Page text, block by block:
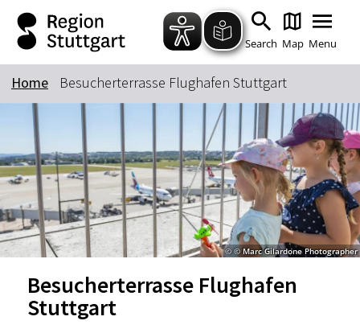
Zum Hauptinhalt springen
Zur Suche springen
Zur Hauptnavigation
Zum Footer springen
Search Map Menu
Keyword
Home Besucherterrasse Flughafen Stuttgart
© © Marc Gilardone Photographer
Besucherterrasse Flughafen
Stuttgart